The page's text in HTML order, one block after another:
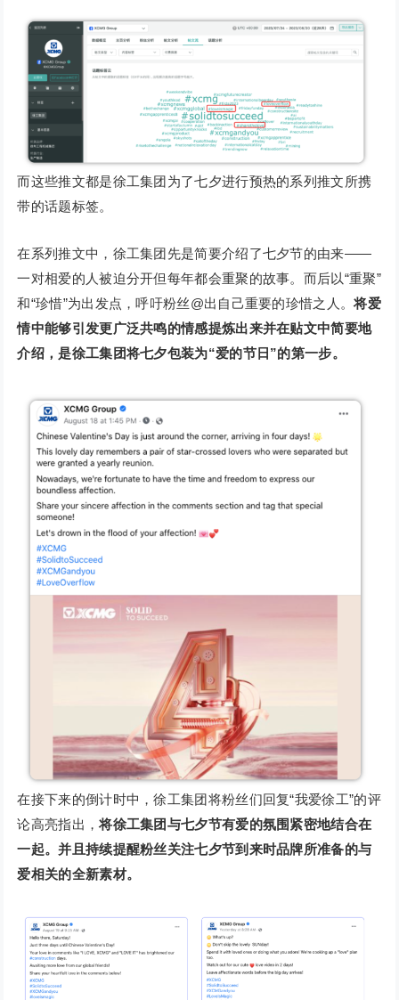
而这些推文都是徐工集团为了七夕进行预热的系列推文所携
带的话题标签。
在系列推文中，徐工集团先是简要介绍了七夕节的由来——
一对相爱的人被迫分开但每年都会重聚的故事。而后以“重聚”
和“珍惜”为出发点，呼吁粉丝@出自己重要的珍惜之人。将爱
情中能够引发更广泛共鸣的情感提炼出来并在贴文中简要地
介绍，是徐工集团将七夕包装为“爱的节日”的第一步。
在接下来的倒计时中，徐工集团将粉丝们回复“我爱徐工”的评
论高亮指出，将徐工集团与七夕节有爱的氛围紧密地结合在
一起。并且持续提醒粉丝关注七夕节到来时品牌所准备的与
爱相关的全新素材。